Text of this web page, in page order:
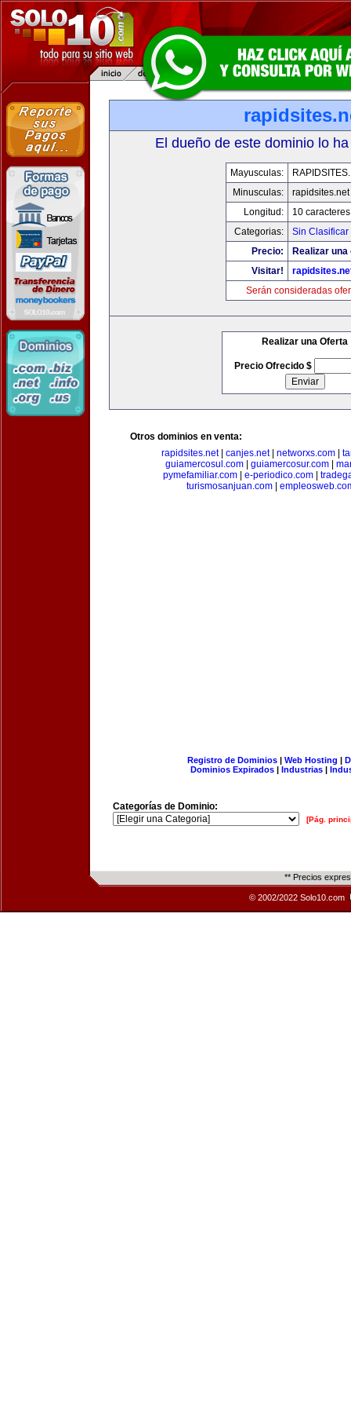
El dueño de este dominio lo
Mayusculas:
Minusculas:
rapidsites.net
Longitud:
10 caracteres
Categorias:
Sin Clasificar
Precio:
Realizar
Visitar!
Serán consideradas
Realizar una Oferta
Precio Ofrecido $
Otros dominios en venta:
rapidsites.net| canjes.net| networxs.com|
guiamercosul.com| guiamercosur.com|
pymefamiliar.com| e-periodico.com|
turismosanjuan.com|
Registro de Dominios| Web Hosting |
Dominios Expirados | Industrias |
Categorías de Dominio:
[Pág.
** Precios
© 2002/2022 Solo10.com